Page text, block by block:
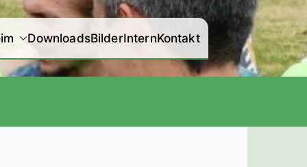
Turnerschaft
a.
DownloadsBilderInternKontakt